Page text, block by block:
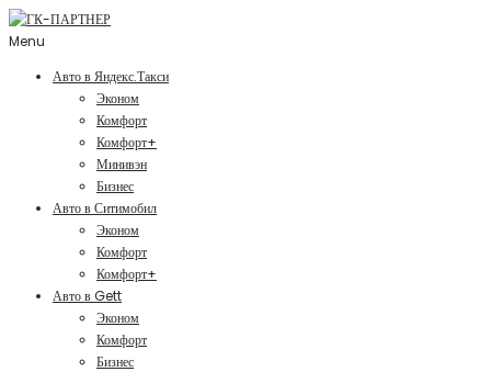
Menu
Авто в Яндекс.Такси
Эконом
Комфорт
Комфорт+
Минивэн
Бизнес
Авто в Ситимобил
Эконом
Комфорт
Комфорт+
Авто в Gett
Эконом
Комфорт
Бизнес